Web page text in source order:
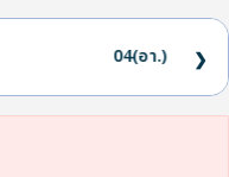
04(อา.) ❯